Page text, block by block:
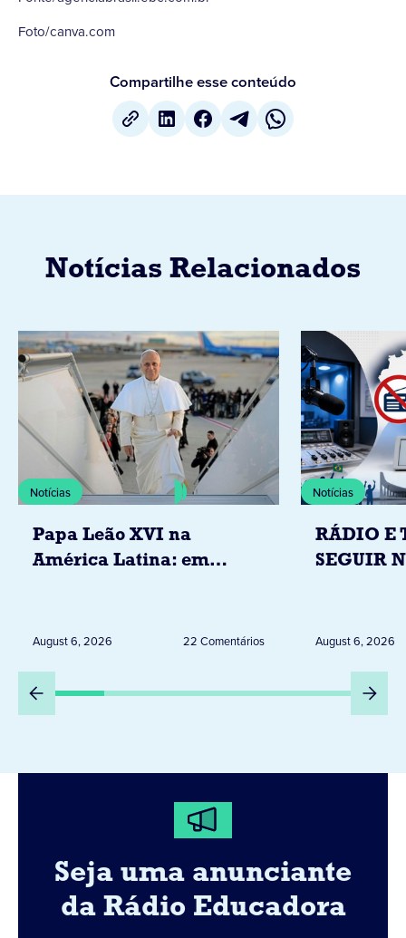
Foto/canva.com
Compartilhe esse conteúdo
Notícias Relacionados
Notícias
Papa Leão XVI na
América Latina: em
Peru
August 6, 2026 22 Comentários
Notícias
RÁDIO E
SEGUIR
DESTA
August 6, 2026
Seja uma anunciante
da Rádio Educadora